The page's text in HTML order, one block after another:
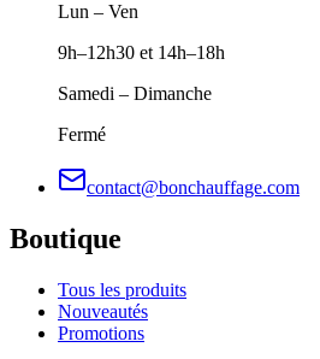
Lun – Ven
9h–12h30 et 14h–18h
Samedi – Dimanche
Fermé
contact@bonchauffage.com
Boutique
Tous les produits
Nouveautés
Promotions